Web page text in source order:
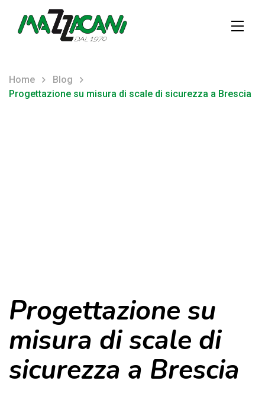
Home
Blog
Progettazione su misura di scale di sicurezza a Brescia
Progettazione su
misura di scale di
sicurezza a Brescia